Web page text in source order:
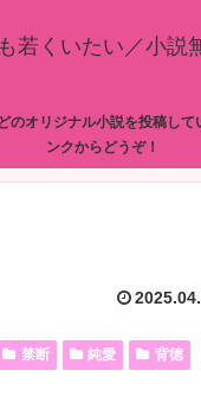
若くいたい／小説
のオリジナル小説を投稿して
ンクからどうぞ！
禁断 純愛 背徳